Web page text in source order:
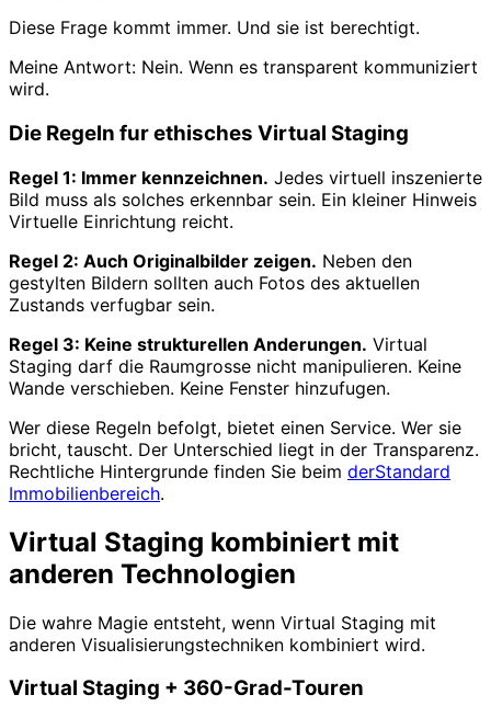
Diese Frage kommt immer. Und sie ist berechtigt.
Meine Antwort: Nein. Wenn es transparent kommuniziert
wird.
Die Regeln fur ethisches Virtual Staging
Regel 1: Immer kennzeichnen. Jedes virtuell inszenierte
Bild muss als solches erkennbar sein. Ein kleiner Hinweis
Virtuelle Einrichtung reicht.
Regel 2: Auch Originalbilder zeigen. Neben den
gestylten Bildern sollten auch Fotos des aktuellen
Zustands verfugbar sein.
Regel 3: Keine strukturellen Anderungen. Virtual
Staging darf die Raumgrosse nicht manipulieren. Keine
Wande verschieben. Keine Fenster hinzufugen.
Wer diese Regeln befolgt, bietet einen Service. Wer sie
bricht, tauscht. Der Unterschied liegt in der Transparenz.
Rechtliche Hintergrunde finden Sie beim derStandard
Immobilienbereich.
Virtual Staging kombiniert mit
anderen Technologien
Die wahre Magie entsteht, wenn Virtual Staging mit
anderen Visualisierungstechniken kombiniert wird.
Virtual Staging + 360-Grad-Touren